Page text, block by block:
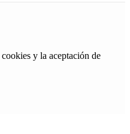
y la aceptación de